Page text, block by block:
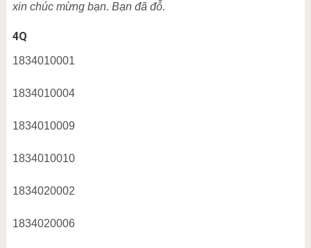
xin chúc mừng bạn. Bạn đã đỗ.
4Q
1834010001
1834010004
1834010009
1834010010
1834020002
1834020006